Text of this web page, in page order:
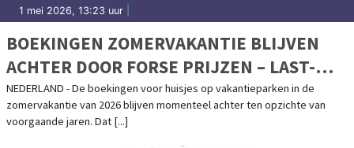
1 mei 2026, 13:23 uur
BOEKINGEN ZOMERVAKANTIE BLIJVEN
ACHTER DOOR FORSE PRIJZEN – LAST-
MINUTE EXPLOSIE VERWACHT
NEDERLAND - De boekingen voor huisjes op vakantieparken in de
zomervakantie van 2026 blijven momenteel achter ten opzichte van
voorgaande jaren. Dat [...]